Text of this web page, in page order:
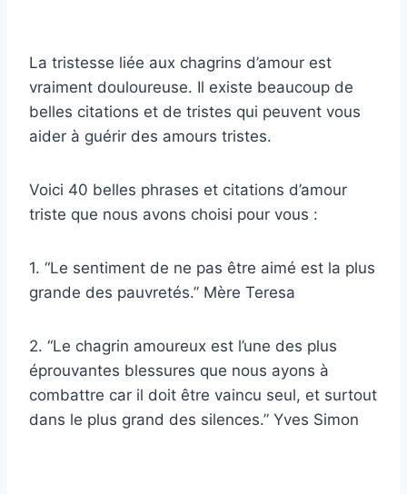
La tristesse liée aux chagrins d’amour est
vraiment douloureuse. Il existe beaucoup de
belles citations et de tristes qui peuvent vous
aider à guérir des amours tristes.
Voici 40 belles phrases et citations d’amour
triste que nous avons choisi pour vous :
1. “Le sentiment de ne pas être aimé est la plus
grande des pauvretés.” Mère Teresa
2. “Le chagrin amoureux est l’une des plus
éprouvantes blessures que nous ayons à
combattre car il doit être vaincu seul, et surtout
dans le plus grand des silences.” Yves Simon